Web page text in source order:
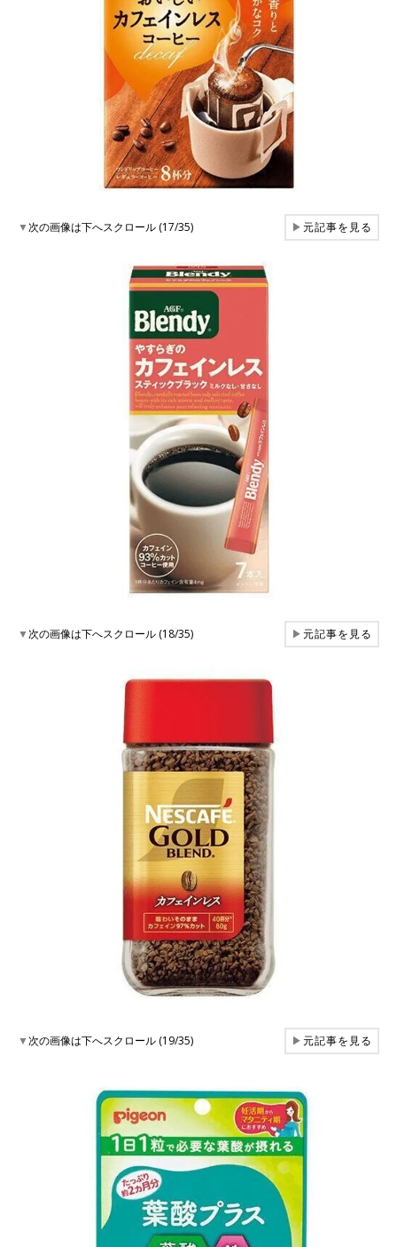
▼次の画像は下へスクロール (17/35) ▶元記事を見る
▼次の画像は下へスクロール (18/35) ▶元記事を見る
▼次の画像は下へスクロール (19/35) ▶元記事を見る